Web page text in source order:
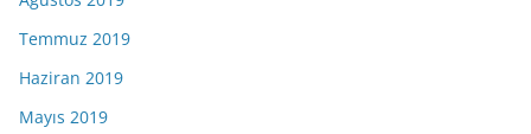
Temmuz 2019
Haziran 2019
Mayıs 2019